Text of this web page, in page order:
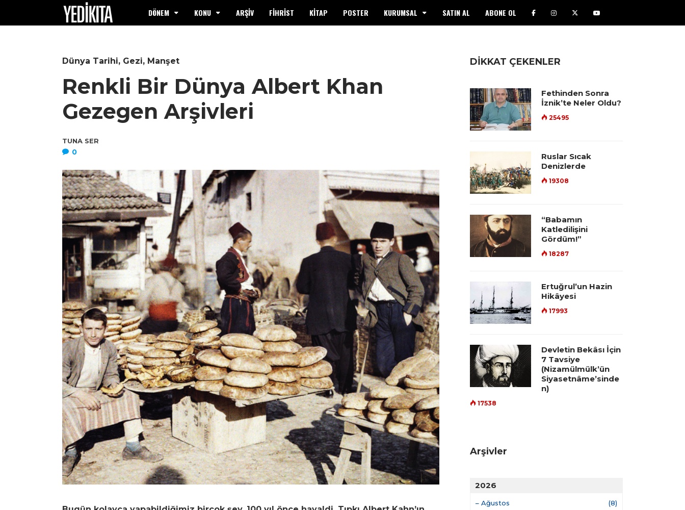
DÖNEM KONU ARŞİV FİHRİST KİTAP POSTER KURUMSAL SATIN AL ABONE OL
Dünya Tarihi, Gezi, Manşet
Renkli Bir Dünya Albert Khan
Gezegen Arşivleri
TUNA SER
0
DİKKAT ÇEKENLER
Fethinden Sonra
İznik’te Neler Oldu?
25495
Ruslar Sıcak
Denizlerde
19308
“Babamın
Katledilişini
Gördüm!”
18287
Ertuğrul’un Hazin
Hikâyesi
17993
Devletin Bekâsı İçin
7 Tavsiye
(Nizamülmülk’ün
Siyasetnâme’sinde
n)
17538
Arşivler
2026
– Ağustos (8)